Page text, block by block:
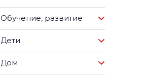
Обучение, развитие
Дети
Дом